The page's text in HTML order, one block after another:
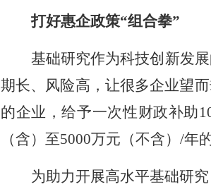
打好惠企政策“组合拳”
基础研究作为科技创新发
期长、风险高，让很多企业望
的企业，给予一次性财政补助
（含）至5000万元（不含）/
为助力开展高水平基础研